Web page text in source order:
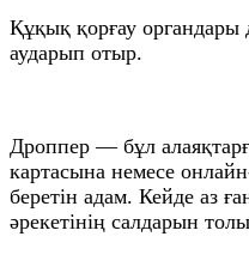
Құқық қорғау органдары
аударып отыр.
Дроппер — бұл
картасына немесе
беретін адам. Кейде аз
әрекетінің салдарын